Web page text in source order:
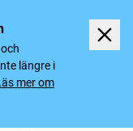
längre i
mer om